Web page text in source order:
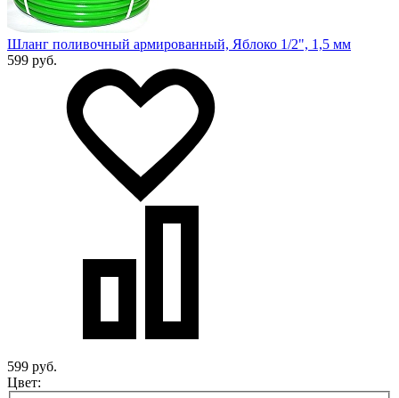
Шланг поливочный армированный, Яблоко 1/2", 1,5 мм
599 руб.
599 руб.
Цвет: